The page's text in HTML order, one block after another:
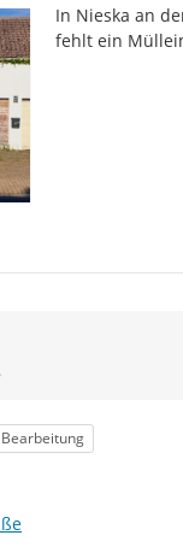
In Nieska an
fehlt ein
Zur Äußerung
Bearbeitung